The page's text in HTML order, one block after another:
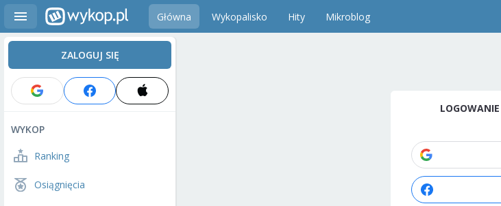
Główna Wykopalisko Hity Mikroblog
ZALOGUJ SIĘ
WYKOP
Ranking
Osiągnięcia
LOGOWANIE